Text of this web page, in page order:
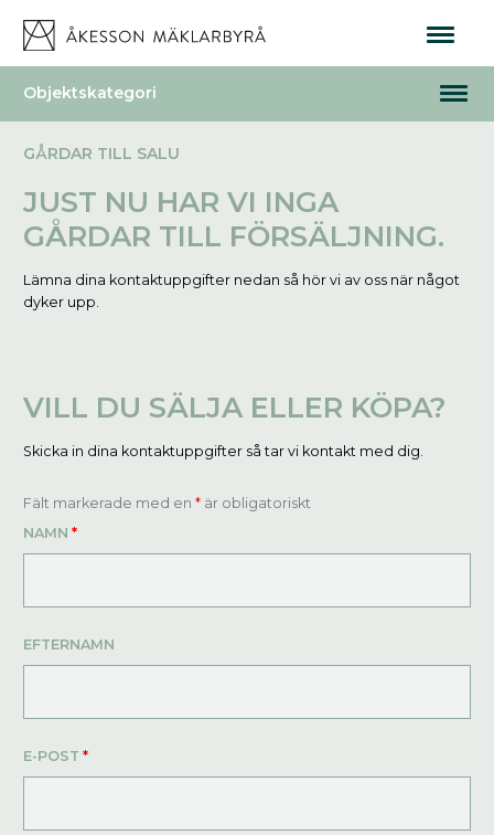
GÅRDAR TILL SALU
JUST NU HAR VI INGA
GÅRDAR TILL FÖRSÄLJNING.
Lämna dina kontaktuppgifter nedan så hör vi av oss när något
dyker upp.
VILL DU SÄLJA ELLER KÖPA?
Skicka in dina kontaktuppgifter så tar vi kontakt med dig.
Fält markerade med en * är obligatoriskt
NAMN *
EFTERNAMN
E-POST *